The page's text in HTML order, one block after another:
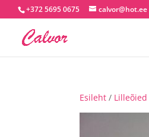
+372 5695 0675 calvor@hot.ee
Esileht / Lilleõied